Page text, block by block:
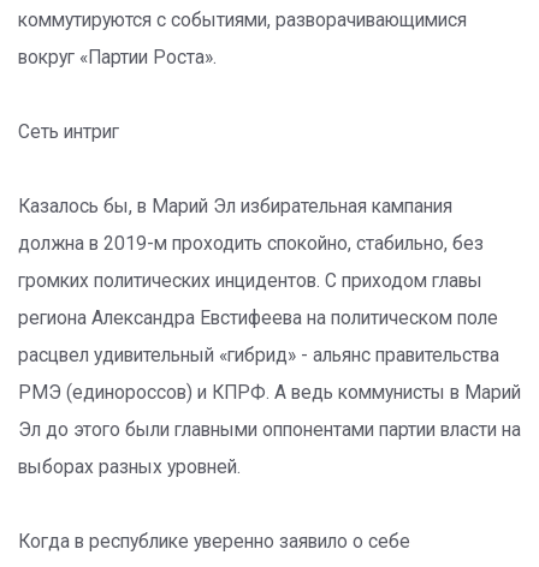
коммутируются с событиями, разворачивающимися
вокруг «Партии Роста».
Сеть интриг
Казалось бы, в Марий Эл избирательная кампания
должна в 2019-м проходить спокойно, стабильно, без
громких политических инцидентов. С приходом главы
региона Александра Евстифеева на политическом поле
расцвел удивительный «гибрид» - альянс правительства
РМЭ (единороссов) и КПРФ. А ведь коммунисты в Марий
Эл до этого были главными оппонентами партии власти на
выборах разных уровней.
Когда в республике уверенно заявило о себе